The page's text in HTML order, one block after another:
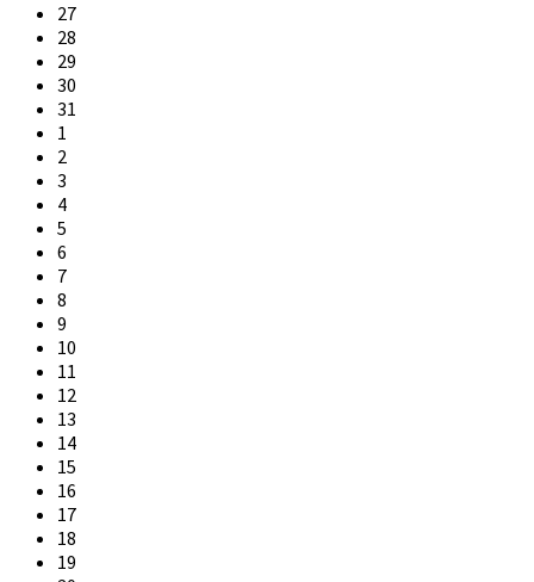
27
28
29
30
31
1
2
3
4
5
6
7
8
9
10
11
12
13
14
15
16
17
18
19